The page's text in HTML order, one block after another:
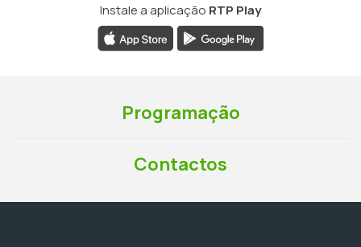
Instale a aplicação RTP Play
Programação
Contactos